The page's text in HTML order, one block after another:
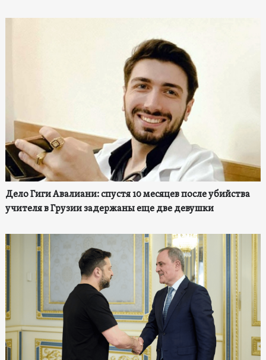
Дело Гиги Авалиани: спустя 10 месяцев после убийства
учителя в Грузии задержаны еще две девушки